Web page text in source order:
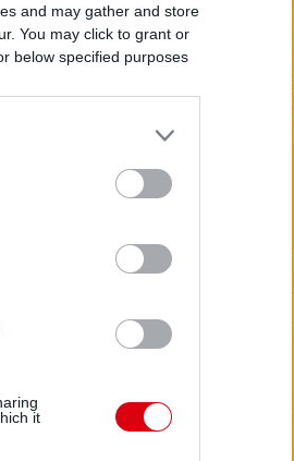
and may gather and store
You may click to grant or
below specified purposes
it
Akadémiai
Altay Bayindir